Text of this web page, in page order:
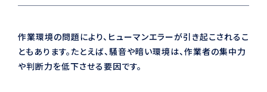
作業環境の問題により、ヒューマンエラーが引き起こされるこ
ともあります。たとえば、騒音や暗い環境は、作業者の集中力
や判断力を低下させる要因です。